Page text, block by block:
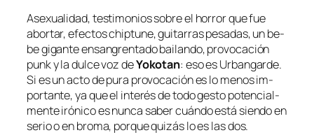
Asexualidad, tes­ti­mo­nios so­bre el ho­rror que fue
abor­tar, efec­toschip­tu­ne, gui­ta­rras pe­sa­das, un be­
be gi­gan­te en­san­gren­ta­do bai­lan­do, pro­vo­ca­ción
punky la dul­ce voz deYokotan: eso es Urbangarde.
Si es un ac­to de pu­ra pro­vo­ca­ción es lo me­nos im­
por­tan­te, ya que el in­te­rés de to­do ges­to po­ten­cial­
men­te iró­ni­co es nun­ca sa­ber cuán­do es­tá sien­do en
se­rio o en bro­ma, por­que qui­zás lo es las dos.